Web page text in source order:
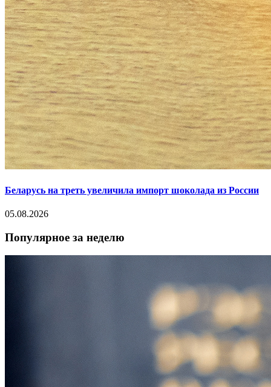
Беларусь на треть увеличила импорт шоколада из России
05.08.2026
Популярное за неделю